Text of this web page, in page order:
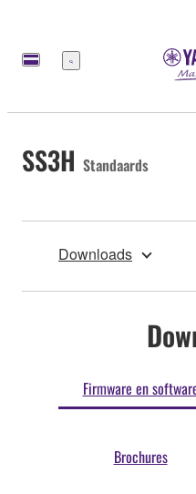
Menu
SS3H Standaards
Downloads
Firmware en
Brochures